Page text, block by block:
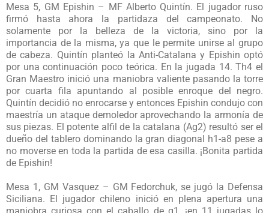
Mesa 5, GM Epishin – MF Alberto Quintín. El jugador ruso
firmó hasta ahora la partidaza del campeonato. No
solamente por la belleza de la victoria, sino por la
importancia de la misma, ya que le permite unirse al grupo
de cabeza. Quintín planteó la Anti-Catalana y Epishin optó
por una continuación poco teórica. En la jugada 14. Th4 el
Gran Maestro inició una maniobra valiente pasando la torre
por cuarta fila apuntando al posible enroque del negro.
Quintín decidió no enrocarse y entonces Epishin condujo con
maestría un ataque demoledor aprovechando la armonía de
sus piezas. El potente alfil de la catalana (Ag2) resultó ser el
dueño del tablero dominando la gran diagonal h1-a8 pese a
no moverse en toda la partida de esa casilla. ¡Bonita partida
de Epishin!
Mesa 1, GM Vasquez – GM Fedorchuk, se jugó la Defensa
Siciliana. El jugador chileno inició en plena apertura una
maniobra curiosa con el caballo de g1, ¡en 11 jugadas lo